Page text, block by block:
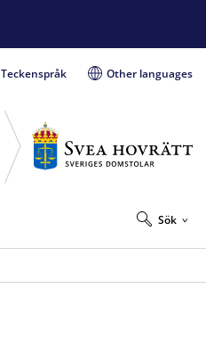
Teckenspråk Other languages
Sök